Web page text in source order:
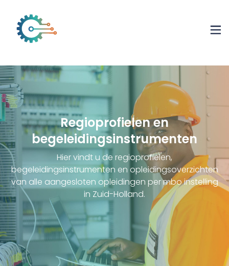
Regioprofielen en
begeleidingsinstrumenten
Hier vindt u de regioprofielen,
begeleidingsinstrumenten en opleidingsoverzichten
van alle aangesloten opleidingen per mbo instelling
in Zuid-Holland.